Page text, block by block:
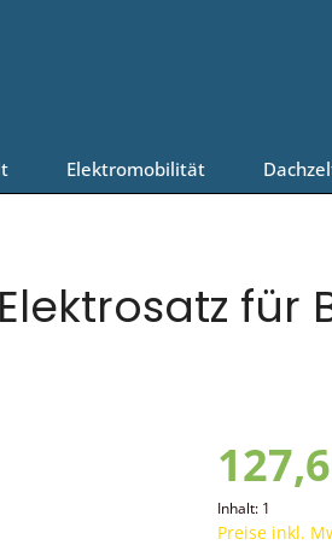
Elektromobilität
für
Inhalt: 1
Preise inkl.